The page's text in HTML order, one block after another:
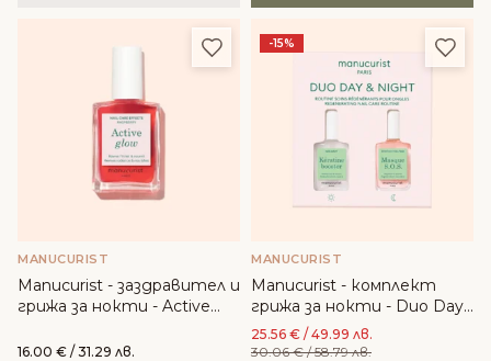
Добави в любими
MANUCURIST
Manucurist - заздравител и
грижа за нокти - Active
16.00 € / 31.29 лв.
-15%
MANUCURIST
Manucurist - комплект
грижа за нокти - Duo Day
& Night
25.56 € / 49.99 лв.
30.06€/ 58.79 лв.